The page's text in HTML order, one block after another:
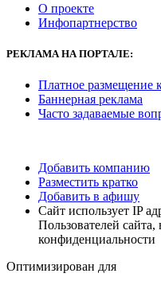
О проекте
Инфопартнерство
РЕКЛАМА НА ПОРТАЛЕ:
Платное размещение
Баннерная реклама
Часто задаваемые
Добавить компанию
Разместить кратко
Добавить в афишу
Сайт использует IP
Пользователей
конфиденциальности
Оптимизирован для